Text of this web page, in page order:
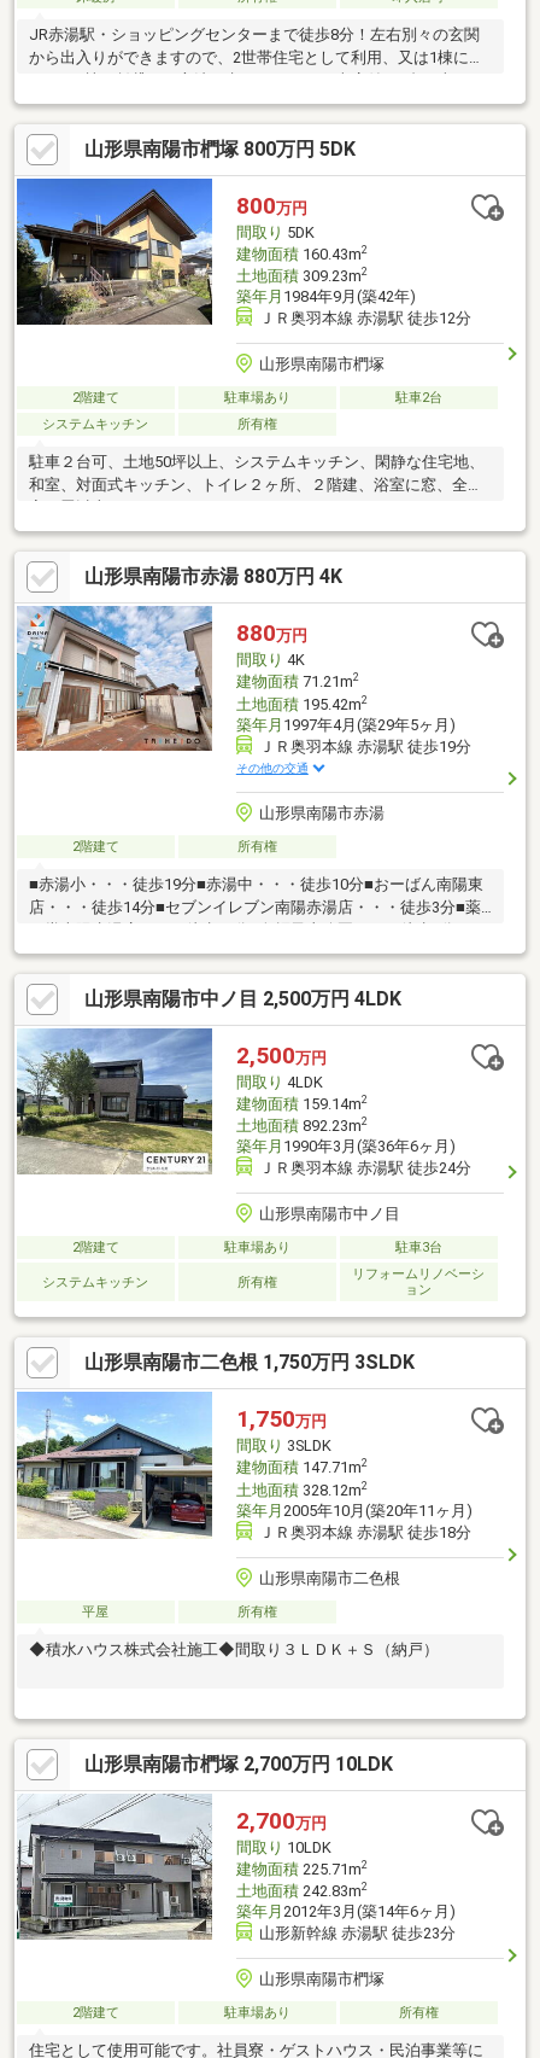
JR赤湯駅・ショッピングセンターまで徒歩8分！左右別々の玄関
から出入りができますので、2世帯住宅として利用、又は1棟に住
よる）駐車可能です。
山形県南陽市椚塚 800万円 5DK
800万円
間取り 5DK
建物面積160.43m2
土地面積309.23m2
築年月 1984年9月(築42年)
ＪＲ奥羽本線 赤湯駅 徒歩12分
山形県南陽市椚塚
2階建て 駐車場あり
駐車2台
システムキッチン
所有権
駐車２台可、土地50坪以上、システムキッチン、閑静な住宅地、
和室、対面式キッチン、トイレ２ヶ所、２階建、浴室に窓、全居
山形県南陽市赤湯 880万円 4K
880万円
間取り 4K
建物面積71.21m2
土地面積195.42m2
築年月 1997年4月(築29年5ヶ月)
ＪＲ奥羽本線 赤湯駅 徒歩19分
その他の交通
山形県南陽市赤湯
2階建て 所有権
■赤湯小・・・徒歩19分■赤湯中・・・徒歩10分■おーばん南陽東
店・・・徒歩14分■セブンイレブン南陽赤湯店・・・徒歩3分■薬
山形県南陽市中ノ目 2,500万円 4LDK
2,500万円
間取り 4LDK
建物面積159.14m2
土地面積892.23m2
築年月 1990年3月(築36年6ヶ月)
ＪＲ奥羽本線 赤湯駅 徒歩24分
山形県南陽市中ノ目
2階建て 駐車場あり 駐車3台
システムキッチン 所有権
リフォームリノベーシ
ョン
山形県南陽市二色根 1,750万円 3SLDK
1,750万円
間取り 3SLDK
建物面積147.71m2
土地面積328.12m2
築年月 2005年10月(築20年11ヶ月)
ＪＲ奥羽本線 赤湯駅 徒歩18分
山形県南陽市二色根
平屋 所有権
◆積水ハウス株式会社施工◆間取り３ＬＤＫ＋Ｓ（納戸）
山形県南陽市椚塚 2,700万円 10LDK
2,700万円
間取り 10LDK
建物面積225.71m2
土地面積242.83m2
築年月 2012年3月(築14年6ヶ月)
山形新幹線 赤湯駅 徒歩23分
山形県南陽市椚塚
2階建て 駐車場あり 所有権
住宅として使用可能です。社員寮・ゲストハウス・民泊事業等に